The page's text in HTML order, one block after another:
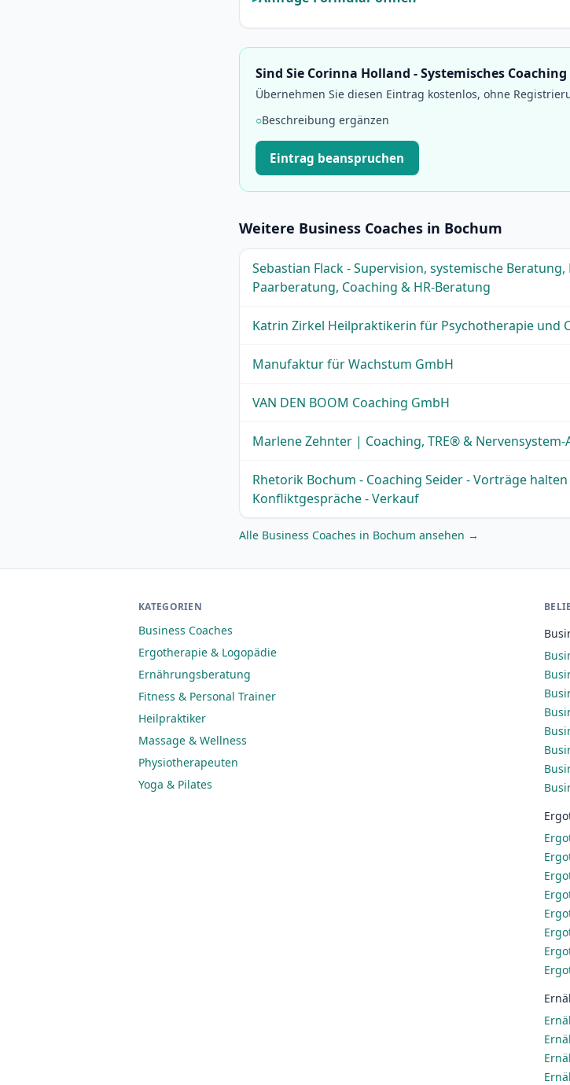
Sind Sie Corinna Holland - Systemisches Coaching
Übernehmen Sie diesen Eintrag kostenlos, ohne
○Beschreibung ergänzen
Eintrag beanspruchen
Weitere Business Coaches in Bochum
Sebastian Flack - Supervision, systemische
Paarberatung, Coaching & HR-Beratung
Katrin Zirkel Heilpraktikerin für Psychotherapie und
Manufaktur für Wachstum GmbH
VAN DEN BOOM Coaching GmbH
Marlene Zehnter | Coaching, TRE® &
Rhetorik Bochum - Coaching Seider - Vorträge
Konfliktgespräche - Verkauf
Alle Business Coaches in Bochum ansehen →
KATEGORIEN
Business Coaches
Ergotherapie & Logopädie
Ernährungsberatung
Fitness & Personal Trainer
Heilpraktiker
Massage & Wellness
Physiotherapeuten
Yoga & Pilates